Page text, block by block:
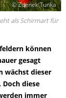
© Zdenek Tunka
als Schirmart für
können
gesagt
wächst dieser
diese
immer